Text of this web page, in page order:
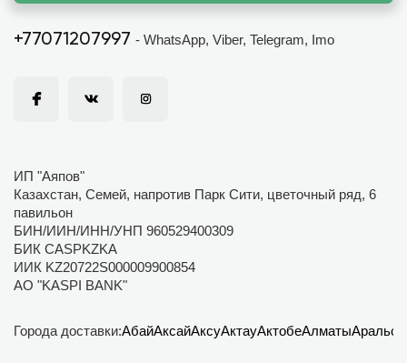
+77071207997 - WhatsApp, Viber, Telegram, Imo
ИП "Аяпов"
Казахстан, Семей, напротив Парк Сити, цветочный ряд, 6
павильон
БИН/ИИН/ИНН/УНП 960529400309
БИК CASPKZKA
ИИК KZ20722S000009900854
АО "KASPI BANK"
Города доставки:АбайАксайАксуАктауАктобеАлматыАральск